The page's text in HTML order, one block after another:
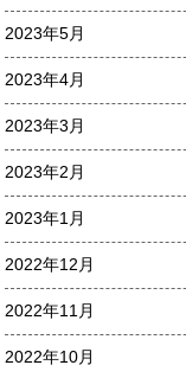
2023年5月
2023年4月
2023年3月
2023年2月
2023年1月
2022年12月
2022年11月
2022年10月